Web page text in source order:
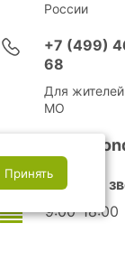
России
+7 (499)
68
Для
МО
Время приема
9:00-18:00
Принять